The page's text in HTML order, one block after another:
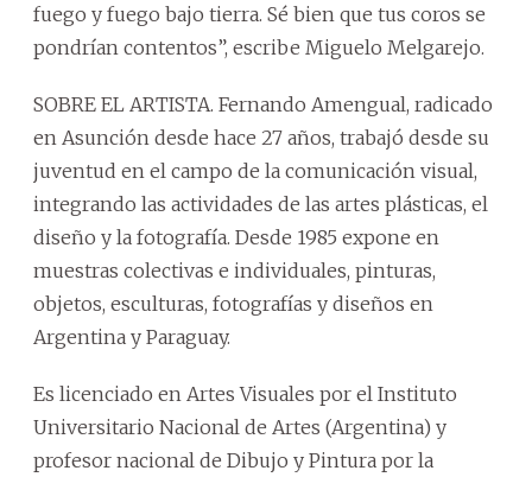
fuego y fuego bajo tierra. Sé bien que tus coros se
pondrían contentos”, escribe Miguelo Melgarejo.
SOBRE EL ARTISTA. Fernando Amengual, radicado
en Asunción desde hace 27 años, trabajó desde su
juventud en el campo de la comunicación visual,
integrando las actividades de las artes plásticas, el
diseño y la fotografía. Desde 1985 expone en
muestras colectivas e individuales, pinturas,
objetos, esculturas, fotografías y diseños en
Argentina y Paraguay.
Es licenciado en Artes Visuales por el Instituto
Universitario Nacional de Artes (Argentina) y
profesor nacional de Dibujo y Pintura por la